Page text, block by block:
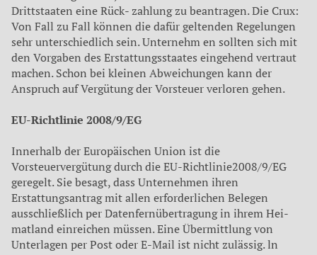
Drittstaaten eine Rück- zahlung zu beantragen. Die Crux:
Von Fall zu Fall können die dafür geltenden Regelungen
sehr un­terschiedlich sein. Unternehm en sollten sich mit
den Vorgaben des Erstattungsstaates einge­hend vertraut
machen. Schon bei kleinen Abweichungen kann der
Anspruch auf Vergütung der Vor­steuer verloren gehen.
EU-Richtlinie 2008/9/EG
Innerhalb der Europäischen Uni­on ist die
Vorsteuervergütung durch die EU-Richtlinie2008/9/EG
geregelt. Sie besagt, dass Un­ternehmen ihren
Erstattungsan­trag mit allen erforderlichen Be­legen
ausschließlich per Daten­fernübertragung in ihrem Hei­
matland einreichen müssen. Ei­ne Übermittlung von
Unterlagen per Post oder E-Mail ist nicht zu­lässig. ln